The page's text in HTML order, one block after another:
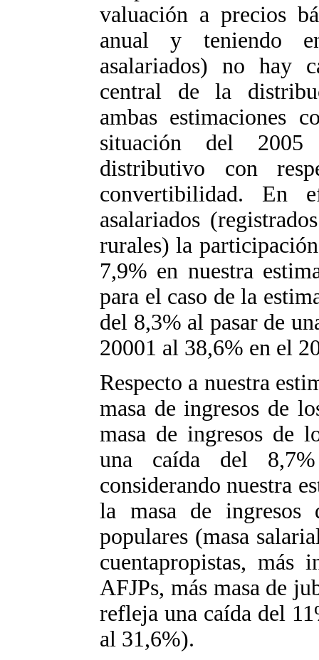
valuación a precios
anual y teniendo
asalariados) no hay
central de la
ambas estimaciones
situación del 2005
distributivo con
convertibilidad. En
asalariados
rurales) la
7,9% en nuestra
para el caso de la
del 8,3% al pasar de
20001 al 38,6% en el
Respecto a nuestra
masa de ingresos de
masa de ingresos de
una caída del
considerando nuestra
la masa de ingresos
populares (masa
cuentapropistas, más
AFJPs, más masa de
refleja una caída del
al 31,6%).